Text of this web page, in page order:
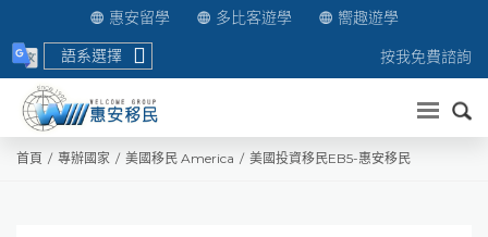
惠安留學 多比客遊學
嚮趣遊學
語系選擇
按我免費諮詢
送出
首頁 專辦國家 美國移民 America 美國投資移民EB5-惠安移民